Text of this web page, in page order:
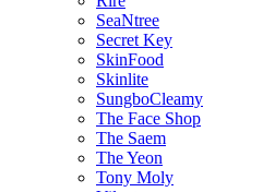
SeaNtree
Secret Key
SkinFood
Skinlite
SungboCleamy
The Face Shop
The Saem
The Yeon
Tony Moly